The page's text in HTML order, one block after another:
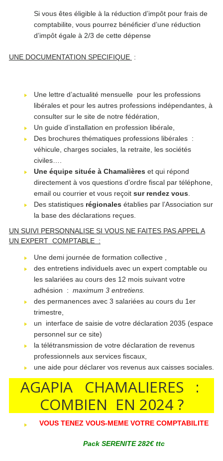
Si vous êtes éligible à la réduction d’impôt pour frais de
comptabilite, vous pourrez bénéficier d’une réduction
d’impôt égale à 2/3 de cette dépense
UNE DOCUMENTATION SPECIFIQUE :
Une lettre d’actualité mensuelle pour les professions
libérales et pour les autres professions indépendantes, à
consulter sur le site de notre fédération,
Un guide d’installation en profession libérale,
Des brochures thématiques professions libérales :
véhicule, charges sociales, la retraite, les sociétés
civiles….
Une équipe située à Chamalièreset qui répond
directement à vos questions d’ordre fiscal par téléphone,
email ou courrier et vous reçoit sur rendez vous.
Des statistiques régionalesétablies par l’Association sur
la base des déclarations reçues.
UN SUIVI PERSONNALISE SI VOUS NE FAITES PAS APPEL A
UN EXPERT COMPTABLE :
Une demi journée de formation collective ,
des entretiens individuels avec un expert comptable ou
les salariées au cours des 12 mois suivant votre
adhésion : maximum 3 entretiens.
des permanences avec 3 salariées au cours du 1er
trimestre,
un interface de saisie de votre déclaration 2035 (espace
personnel sur ce site)
la télétransmission de votre déclaration de revenus
professionnels aux services fiscaux,
une aide pour déclarer vos revenus aux caisses sociales.
AGAPIA CHAMALIERES :
COMBIEN EN 2024 ?
VOUS TENEZ VOUS-MEME VOTRE COMPTABILITE
Pack SERENITE 282€ ttc